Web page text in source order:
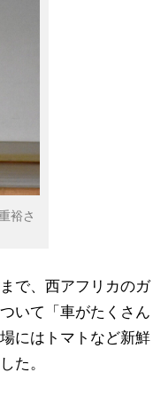
裕さ
で、西アフリカのガ
いて「車がたくさん
にはトマトなど新鮮
た。